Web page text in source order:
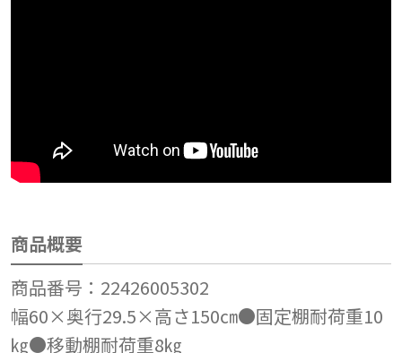
商品概要
商品番号：22426005302
幅60×奥行29.5×高さ150㎝●固定棚耐荷重10
㎏●移動棚耐荷重8㎏